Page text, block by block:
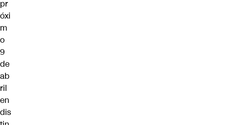
pr
óxi
m
o
9
de
ab
ril
en
dis